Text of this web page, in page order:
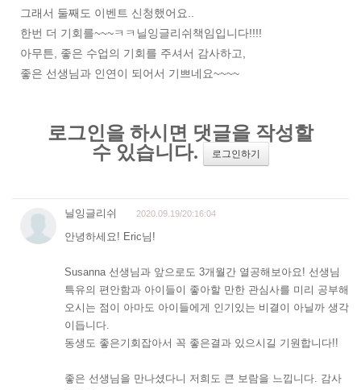
그래서 둘째도 이벤트 신청했어요..
한번 더 기회를~~~ㅋㅋ닐잉글리쉬책임입니다!!!!
아무튼, 좋은 수업의 기회를 주셔서 감사하고,
좋은 선생님과 인연이 되어서 기쁘네요~~~~